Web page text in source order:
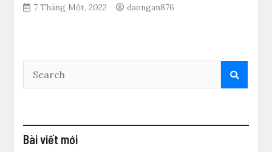
7 Tháng Một, 2022 daongan876
Bài viết mới